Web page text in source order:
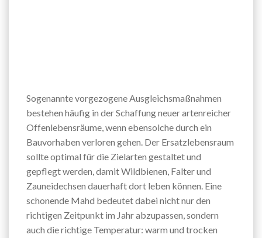
Sogenannte vorgezogene Ausgleichsmaßnahmen
bestehen häufig in der Schaffung neuer artenreicher
Offenlebensräume, wenn ebensolche durch ein
Bauvorhaben verloren gehen. Der Ersatzlebensraum
sollte optimal für die Zielarten gestaltet und
gepflegt werden, damit Wildbienen, Falter und
Zauneidechsen dauerhaft dort leben können. Eine
schonende Mahd bedeutet dabei nicht nur den
richtigen Zeitpunkt im Jahr abzupassen, sondern
auch die richtige Temperatur: warm und trocken